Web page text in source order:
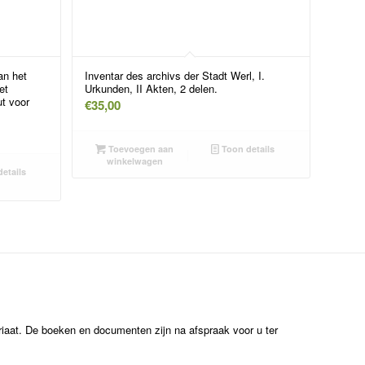
het
voor
Inventar des archivs der Stadt Werl, I.
Urkunden, II Akten, 2 delen.
€35,00
Toevoegen aan
winkelwagen
Toon details
De boeken en documenten zijn na afspraak voor u ter